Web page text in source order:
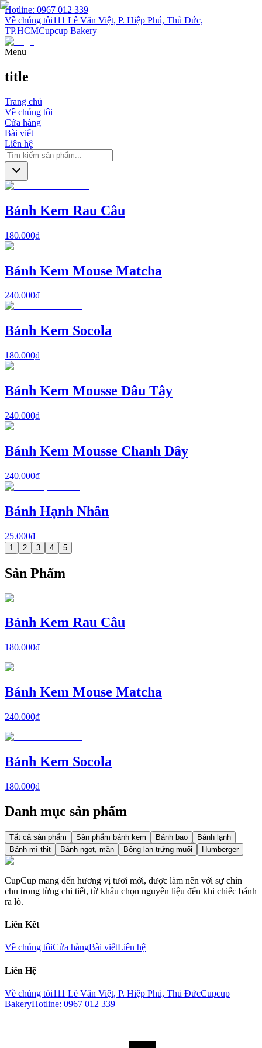
Hotline: 0967 012 339
Về chúng tôi111 Lê Văn Việt, P. Hiệp Phú, Thủ Đức,
TP.HCMCupcup Bakery
Menu
title
Trang chủ
Về chúng tôi
Cửa hàng
Bài viết
Liên hệ
Bánh Kem Rau Câu
180.000₫
Bánh Kem Mouse Matcha
240.000₫
Bánh Kem Socola
180.000₫
Bánh Kem Mousse Dâu Tây
240.000₫
Bánh Kem Mousse Chanh Dây
240.000₫
Bánh Hạnh Nhân
25.000₫
1 2 3 4 5
Sản Phẩm
Bánh Kem Rau Câu
180.000₫
Bánh Kem Mouse Matcha
240.000₫
Bánh Kem Socola
180.000₫
Danh mục sản phẩm
Tất cả sản phẩm Sản phẩm bánh kem Bánh bao
Bánh lạnh
Bánh mì thịt
Bánh ngọt, mặn Bông lan trứng muối Humberger
CupCup mang đến hương vị tươi mới, được làm nên với sự chỉn
chu trong từng chi tiết, từ khâu chọn nguyên liệu đến khi chiếc bánh
ra lò.
Liên Kết
Về chúng tôiCửa hàngBài viếtLiên hệ
Liên Hệ
Về chúng tôi111 Lê Văn Việt, P. Hiệp Phú, Thủ ĐứcCupcup
BakeryHotline: 0967 012 339